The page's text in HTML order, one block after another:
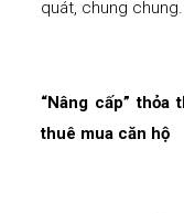
quát, chung chung.
“Nâng cấp” thỏa
thuê mua căn hộ